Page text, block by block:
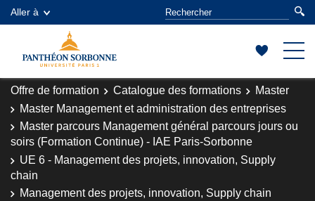
Aller à
Offre de formation Catalogue des formations
Master
Master Management et administration des entreprises
Master parcours Management général parcours jours ou
soirs (Formation Continue) - IAE Paris-Sorbonne
UE 6 - Management des projets, innovation, Supply
chain
Management des projets, innovation, Supply chain